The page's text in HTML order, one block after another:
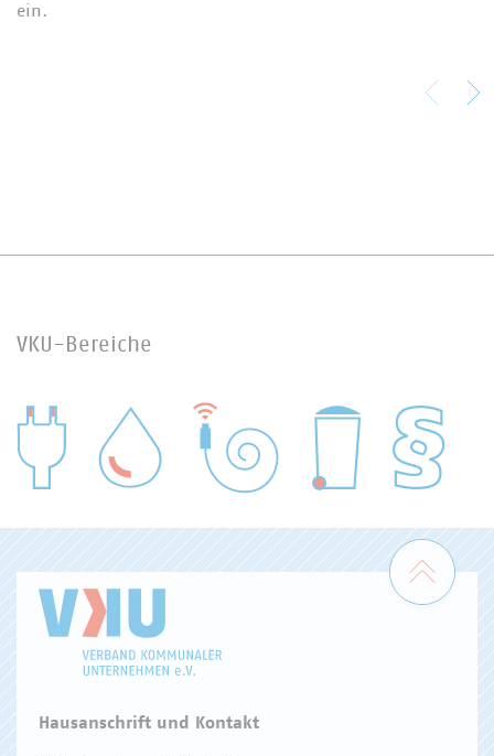
ein.
VKU-Bereiche
WASSER/ABWASSER
Zum
Hausanschrift und Kontakt